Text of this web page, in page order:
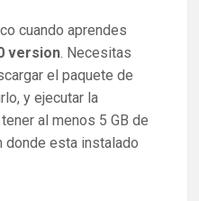
cuando aprendes
version. Necesitas
el paquete de
y ejecutar la
al menos 5 GB de
donde esta instalado